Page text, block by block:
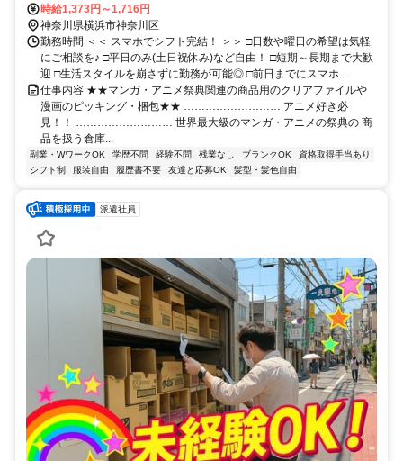
時給1,373円～1,716円
神奈川県横浜市神奈川区
勤務時間 ＜＜ スマホでシフト完結！ ＞＞ □日数や曜日の希望は気軽
にご相談を♪ □平日のみ(土日祝休み)など自由！ □短期～長期まで大歓
迎 □生活スタイルを崩さずに勤務が可能◎ □前日までにスマホ...
仕事内容 ★★マンガ・アニメ祭典関連の商品用のクリアファイルや
漫画のピッキング・梱包★★ ……………………… アニメ好き必
見！！ ……………………… 世界最大級のマンガ・アニメの祭典の 商
品を扱う倉庫...
副業・WワークOK 学歴不問 経験不問 残業なし ブランクOK
資格取得手当あり
シフト制
服装自由 履歴書不要 友達と応募OK 髪型・髪色自由
派遣社員